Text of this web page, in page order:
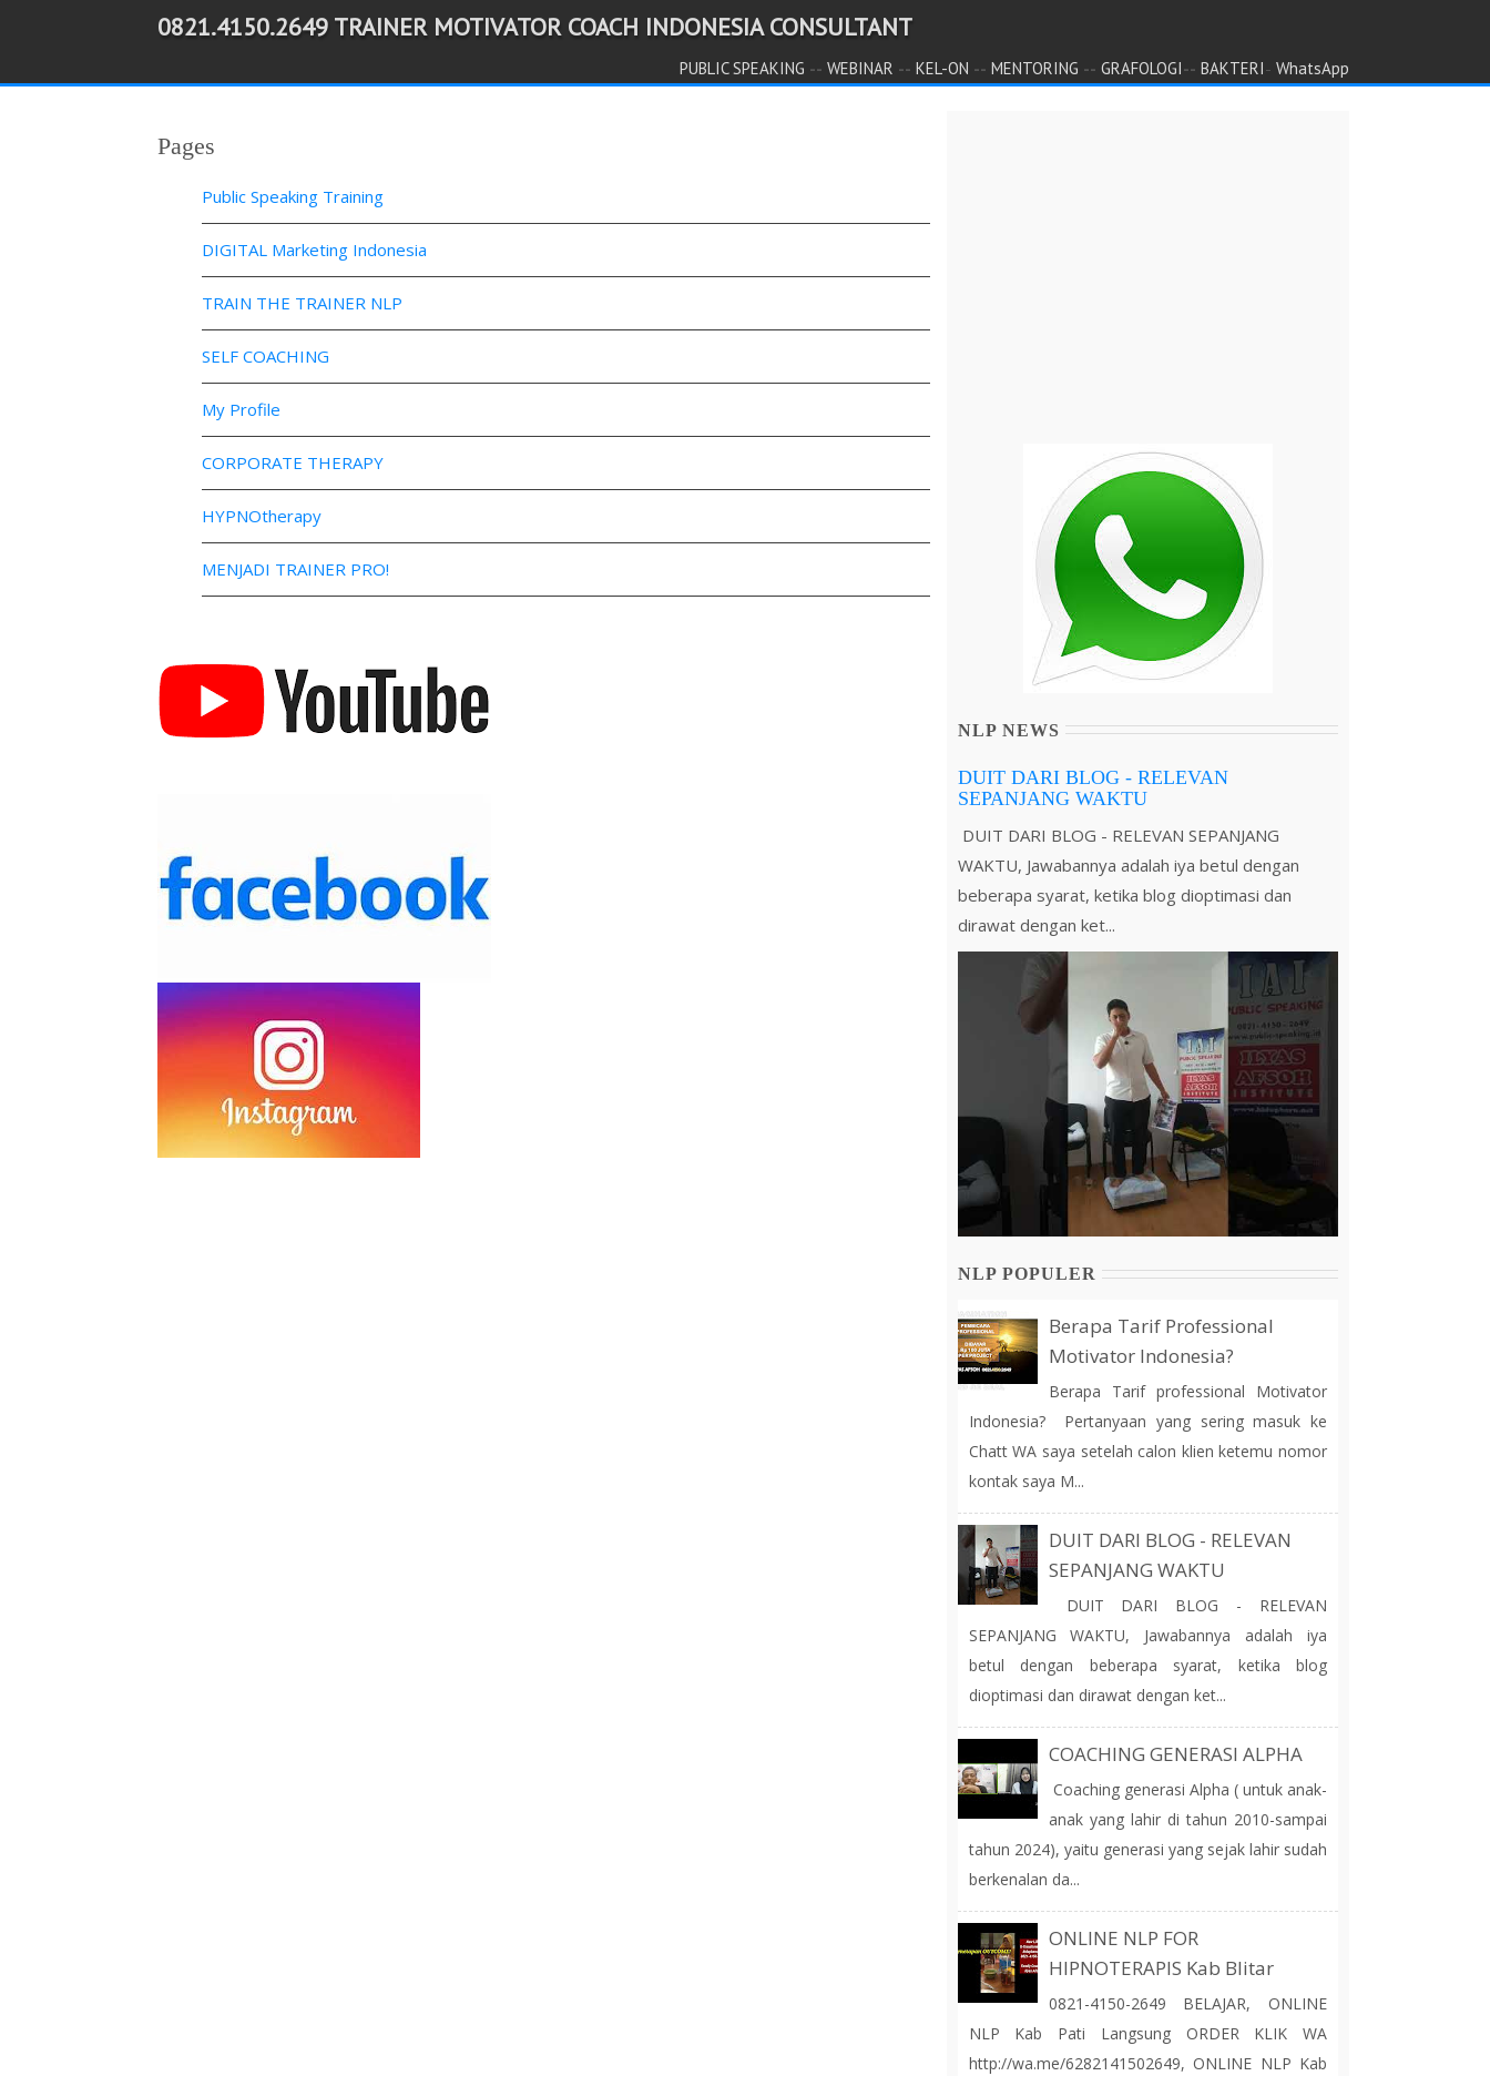
0821.4150.2649 TRAINER MOTIVATOR COACH INDONESIA CONSULTANT
PUBLIC SPEAKING -- WEBINAR -- KEL-ON -- MENTORING -- GRAFOLOGI-- BAKTERI- WhatsApp
Pages
Public Speaking Training
DIGITAL Marketing Indonesia
TRAIN THE TRAINER NLP
SELF COACHING
My Profile
CORPORATE THERAPY
HYPNOtherapy
MENJADI TRAINER PRO!
NLP NEWS
DUIT DARI BLOG - RELEVAN
SEPANJANG WAKTU
DUIT DARI BLOG - RELEVAN SEPANJANG
WAKTU, Jawabannya adalah iya betul dengan
beberapa syarat, ketika blog dioptimasi dan
dirawat dengan ket...
NLP POPULER
Berapa Tarif Professional
Motivator Indonesia?
Berapa Tarif professional Motivator
Indonesia? Pertanyaan yang sering masuk ke
Chatt WA saya setelah calon klien ketemu nomor
kontak saya M...
DUIT DARI BLOG - RELEVAN
SEPANJANG WAKTU
DUIT DARI BLOG - RELEVAN
SEPANJANG WAKTU, Jawabannya adalah iya
betul dengan beberapa syarat, ketika blog
dioptimasi dan dirawat dengan ket...
COACHING GENERASI ALPHA
Coaching generasi Alpha ( untuk anak-
anak yang lahir di tahun 2010-sampai
tahun 2024), yaitu generasi yang sejak lahir sudah
berkenalan da...
ONLINE NLP FOR
HIPNOTERAPIS Kab Blitar
0821-4150-2649 BELAJAR, ONLINE
NLP Kab Pati Langsung ORDER KLIK WA
http://wa.me/6282141502649, ONLINE NLP Kab